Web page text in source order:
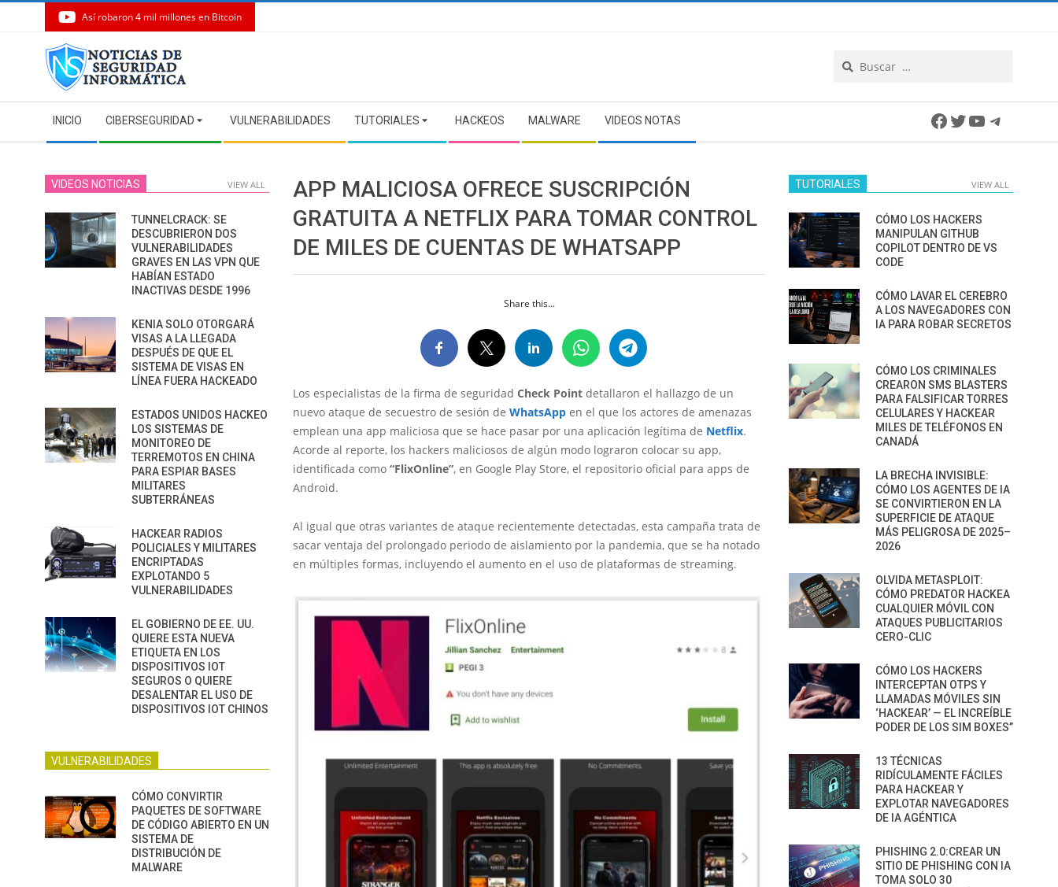
Así robaron 4 mil millones en Bitcoin
Navigation
Menu
INICIO CIBERSEGURIDAD VULNERABILIDADES TUTORIALES HACKEOS MALWARE VIDEOS NOTAS Facebook
Twitter
YouTube
APP MALICIOSA OFRECE SUSCRIPCIÓN
GRATUITA A NETFLIX PARA TOMAR CONTROL
DE MILES DE CUENTAS DE WHATSAPP
Share this...
Los especialistas de la firma de seguridad Check Point detallaron el hallazgo de un
nuevo ataque de secuestro de sesión de WhatsApp en el que los actores de amenazas
emplean una app maliciosa que se hace pasar por una aplicación legítima de Netflix.
Acorde al reporte, los hackers maliciosos de algún modo lograron colocar su app,
identificada como “FlixOnline”, en Google Play Store, el repositorio oficial para apps de
Android.
Al igual que otras variantes de ataque recientemente detectadas, esta campaña trata de
sacar ventaja del prolongado periodo de aislamiento por la pandemia, que se ha notado
en múltiples formas, incluyendo el aumento en el uso de plataformas de streaming.
VIDEOS NOTICIAS VIEW ALL
TUNNELCRACK: SE
DESCUBRIERON DOS
VULNERABILIDADES
GRAVES EN LAS VPN QUE
HABÍAN ESTADO
INACTIVAS DESDE 1996
KENIA SOLO OTORGARÁ
VISAS A LA LLEGADA
DESPUÉS DE QUE EL
SISTEMA DE VISAS EN
LÍNEA FUERA HACKEADO
ESTADOS UNIDOS HACKEO
LOS SISTEMAS DE
MONITOREO DE
TERREMOTOS EN CHINA
PARA ESPIAR BASES
MILITARES
SUBTERRÁNEAS
HACKEAR RADIOS
POLICIALES Y MILITARES
ENCRIPTADAS
EXPLOTANDO 5
VULNERABILIDADES
EL GOBIERNO DE EE. UU.
QUIERE ESTA NUEVA
ETIQUETA EN LOS
DISPOSITIVOS IOT
SEGUROS O QUIERE
DESALENTAR EL USO DE
DISPOSITIVOS IOT CHINOS
VULNERABILIDADES
CÓMO CONVIRTIR
PAQUETES DE SOFTWARE
DE CÓDIGO ABIERTO EN UN
SISTEMA DE
DISTRIBUCIÓN DE
MALWARE
TUTORIALES VIEW ALL
CÓMO LOS HACKERS
MANIPULAN GITHUB
COPILOT DENTRO DE VS
CODE
CÓMO LAVAR EL CEREBRO
A LOS NAVEGADORES CON
IA PARA ROBAR SECRETOS
CÓMO LOS CRIMINALES
CREARON SMS BLASTERS
PARA FALSIFICAR TORRES
CELULARES Y HACKEAR
MILES DE TELÉFONOS EN
CANADÁ
LA BRECHA INVISIBLE:
CÓMO LOS AGENTES DE IA
SE CONVIRTIERON EN LA
SUPERFICIE DE ATAQUE
MÁS PELIGROSA DE 2025–
2026
OLVIDA METASPLOIT:
CÓMO PREDATOR HACKEA
CUALQUIER MÓVIL CON
ATAQUES PUBLICITARIOS
CERO-CLIC
CÓMO LOS HACKERS
INTERCEPTAN OTPS Y
LLAMADAS MÓVILES SIN
‘HACKEAR’ — EL INCREÍBLE
PODER DE LOS SIM BOXES”
13 TÉCNICAS
RIDÍCULAMENTE FÁCILES
PARA HACKEAR Y
EXPLOTAR NAVEGADORES
DE IA AGÉNTICA
PHISHING 2.0:CREAR UN
SITIO DE PHISHING CON IA
TOMA SOLO 30